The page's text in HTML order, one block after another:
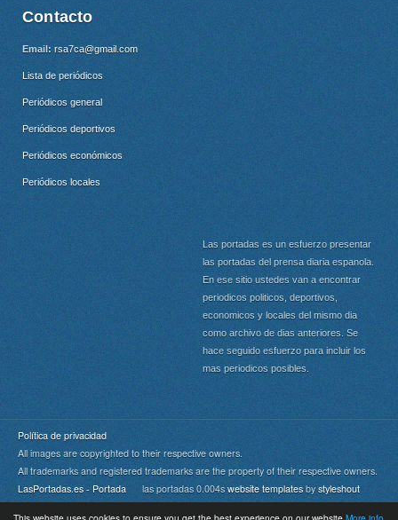
Contacto
Email: rsa7ca@gmail.com
Lista de periódicos
Periódicos general
Periódicos deportivos
Periódicos económicos
Periódicos locales
Las portadas es un esfuerzo presentar
las portadas del prensa diaria espanola.
En ese sitio ustedes van a encontrar
periodicos politicos, deportivos,
economicos y locales del mismo dia
como archivo de dias anteriores. Se
hace seguido esfuerzo para incluir los
mas periodicos posibles.
Política de privacidad
All images are copyrighted to their respective owners.
All trademarks and registered trademarks are the property of their respective owners.
LasPortadas.es - Portada las portadas 0.004s website templatesby styleshout